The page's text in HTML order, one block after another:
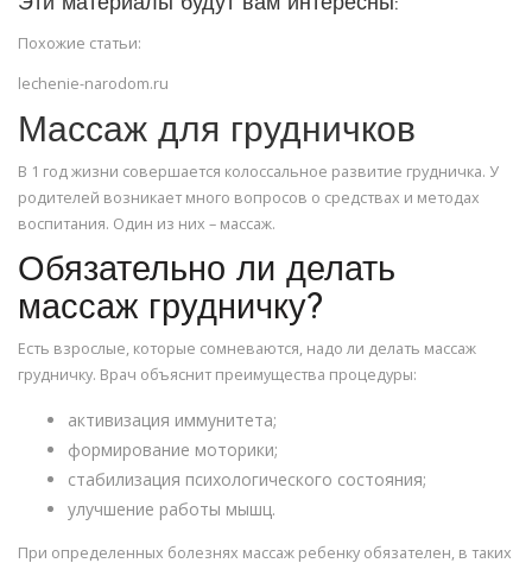
Похожие статьи:
lechenie-narodom.ru
Массаж для грудничков
В 1 год жизни совершается колоссальное развитие грудничка. У
родителей возникает много вопросов о средствах и методах
воспитания. Один из них – массаж.
Обязательно ли делать
массаж грудничку?
Есть взрослые, которые сомневаются, надо ли делать массаж
грудничку. Врач объяснит преимущества процедуры:
активизация иммунитета;
формирование моторики;
стабилизация психологического состояния;
улучшение работы мышц.
При определенных болезнях массаж ребенку обязателен, в таких